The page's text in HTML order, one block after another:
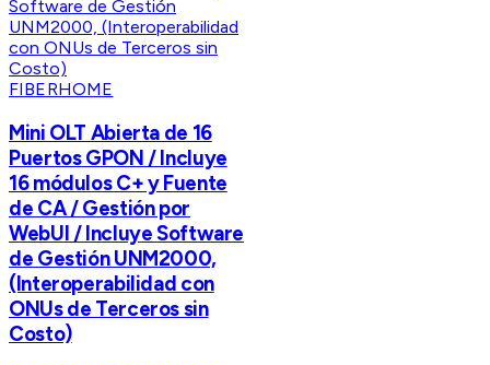
FIBERHOME
Mini OLT Abierta de 16
Puertos GPON / Incluye
16 módulos C+ y Fuente
de CA / Gestión por
WebUI / Incluye Software
de Gestión UNM2000,
(Interoperabilidad con
ONUs de Terceros sin
Costo)